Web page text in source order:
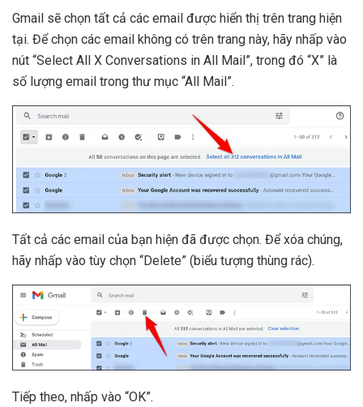
Gmail sẽ chọn tất cả các email được hiển thị trên trang hiện
tại. Để chọn các email không có trên trang này, hãy nhấp vào
nút “Select All X Conversations in All Mail”, trong đó “X” là
số lượng email trong thư mục “All Mail”.
Tất cả các email của bạn hiện đã được chọn. Để xóa chúng,
hãy nhấp vào tùy chọn “Delete” (biểu tượng thùng rác).
Tiếp theo, nhấp vào “OK”.